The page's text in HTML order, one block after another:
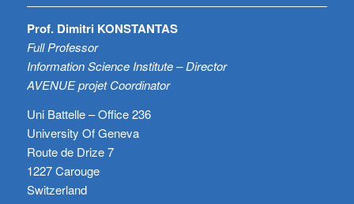
Prof. Dimitri KONSTANTAS
Full Professor
Information Science Institute – Director
AVENUE projet Coordinator
Uni Battelle – Office 236
University Of Geneva
Route de Drize 7
1227 Carouge
Switzerland